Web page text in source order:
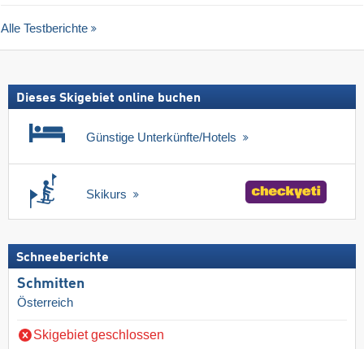
Alle Testberichte
Dieses Skigebiet online buchen
Günstige Unterkünfte/Hotels
Skikurs
Schneeberichte
Schmitten
Österreich
Skigebiet geschlossen